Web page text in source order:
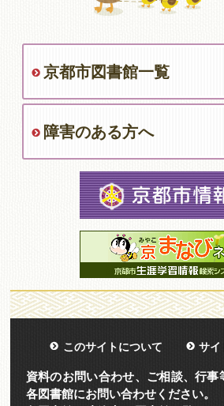
京都市図書館一覧
障害のある方へ
このサイトについて サイ
資料のお問い合わせ、ご相談、行
各図書館にお問い合わせください。